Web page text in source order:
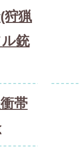
狩猟
銃
帯